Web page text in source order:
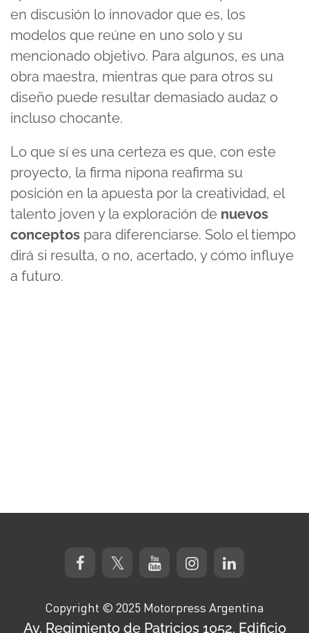
en discusión lo innovador que es, los
modelos que reúne en uno solo y su
mencionado objetivo. Para algunos, es una
obra maestra, mientras que para otros su
diseño puede resultar demasiado audaz o
incluso chocante.
Lo que sí es una certeza es que, con este
proyecto, la firma nipona reafirma su
posición en la apuesta por la creatividad, el
talento joven y la exploración de nuevos
conceptos para diferenciarse. Solo el tiempo
dirá si resulta, o no, acertado, y cómo influye
a futuro.
Copyright © 2025 Motorpress Argentina
Av. Regimiento de Patricios 1052, Edificio